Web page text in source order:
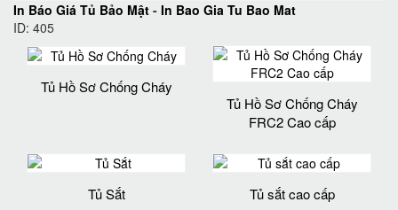
In Báo Giá Tủ Bảo Mật - In Bao Gia Tu Bao Mat
ID: 405
Tủ Hồ Sơ Chống Cháy
Tủ Hồ Sơ Chống Cháy
FRC2 Cao cấp
Tủ Sắt Tủ sắt cao cấp